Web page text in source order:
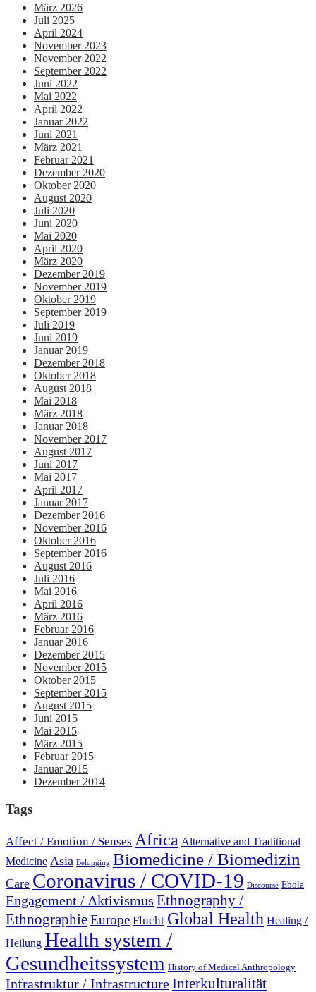
März 2026
Juli 2025
April 2024
November 2023
November 2022
September 2022
Juni 2022
Mai 2022
April 2022
Januar 2022
Juni 2021
März 2021
Februar 2021
Dezember 2020
Oktober 2020
August 2020
Juli 2020
Juni 2020
Mai 2020
April 2020
März 2020
Dezember 2019
November 2019
Oktober 2019
September 2019
Juli 2019
Juni 2019
Januar 2019
Dezember 2018
Oktober 2018
August 2018
Mai 2018
März 2018
Januar 2018
November 2017
August 2017
Juni 2017
Mai 2017
April 2017
Januar 2017
Dezember 2016
November 2016
Oktober 2016
September 2016
August 2016
Juli 2016
Mai 2016
April 2016
März 2016
Februar 2016
Januar 2016
Dezember 2015
November 2015
Oktober 2015
September 2015
August 2015
Juni 2015
Mai 2015
März 2015
Februar 2015
Januar 2015
Dezember 2014
Tags
Affect / Emotion / Senses Africa Alternative and Traditional
Medicine Asia Belonging Biomedicine / Biomedizin
Care Coronavirus / COVID-19 Discourse Ebola
Engagement / Aktivismus Ethnography /
EthnographieEurope Flucht Global Health Healing /
Heilung Health system /
Gesundheitssystem History of Medical Anthropology
Infrastruktur / InfrastructureInterkulturalität